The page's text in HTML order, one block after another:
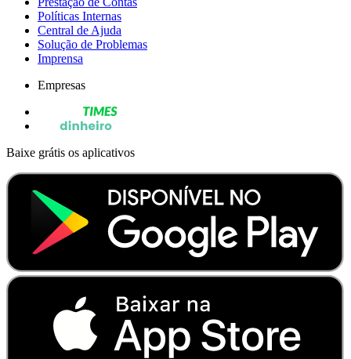
Políticas Internas
Central de Ajuda
Solução de Problemas
Imprensa
Empresas
Baixe grátis os aplicativos